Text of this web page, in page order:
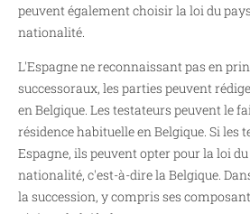
peuvent également choisir la loi du
nationalité.
L'Espagne ne reconnaissant pas en
successoraux, les parties peuvent
en Belgique. Les testateurs peuvent le
résidence habituelle en Belgique. Si les
Espagne, ils peuvent opter pour la loi
nationalité, c'est-à-dire la Belgique.
la succession, y compris ses